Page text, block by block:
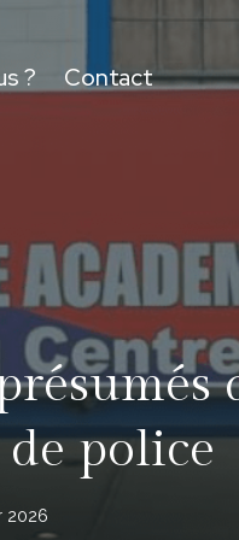
? Contact
de police
2026